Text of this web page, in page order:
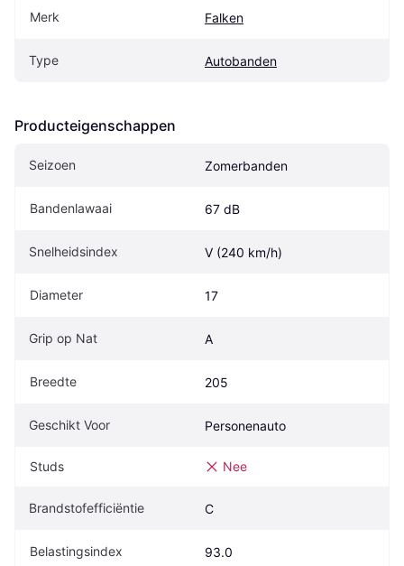
Merk Falken
Type Autobanden
Producteigenschappen
Seizoen Zomerbanden
Bandenlawaai 67 dB
Snelheidsindex V (240 km/h)
Diameter 17
Grip op Nat A
Breedte 205
Geschikt Voor Personenauto
Studs Nee
Brandstofefficiëntie C
Belastingsindex 93.0